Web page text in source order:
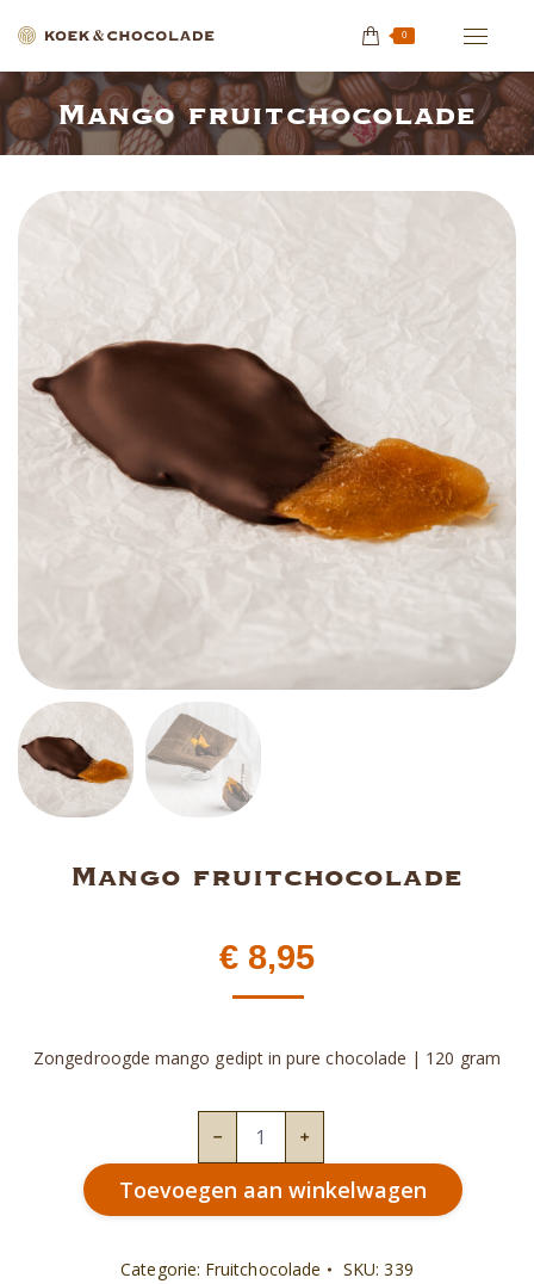
0
Mango fruitchocolade
Je bent hier:
Mango fruitchocolade
€8,95
Zongedroogde mango gedipt in pure chocolade | 120 gram
fruitchocolade
aantal
Toevoegen aan winkelwagen
Categorie: Fruitchocolade SKU:339